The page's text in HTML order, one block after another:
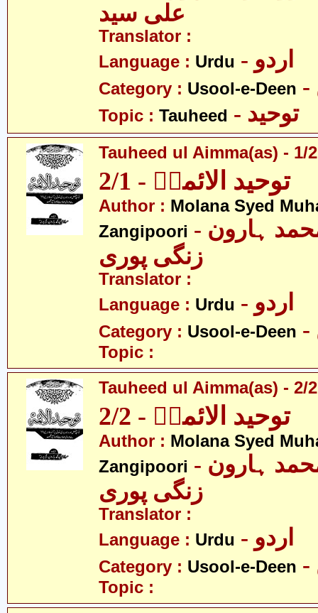
علی سید
Translator :
Language : Urdu - اردو
Category : Usool-e-Deen
Topic : Tauheed - توحید
Tauheed ul Aimma(as) - 1/2
توحید الائمہؑ - 2/1
Author : Molana Syed
Zangipoori - مولانا سید محمد ہارون
زنگی پوری
Translator :
Language : Urdu - اردو
Category : Usool-e-Deen
Topic :
Tauheed ul Aimma(as) - 2/2
توحید الائمہؑ - 2/2
Author : Molana Syed
Zangipoori - مولانا سید محمد ہارون
زنگی پوری
Translator :
Language : Urdu - اردو
Category : Usool-e-Deen
Topic :